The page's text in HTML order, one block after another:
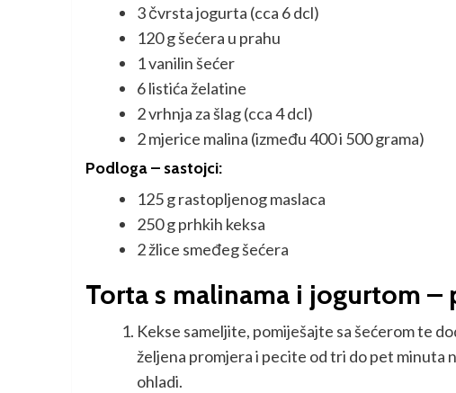
3 čvrsta jogurta (cca 6 dcl)
120 g šećera u prahu
1 vanilin šećer
6 listića želatine
2 vrhnja za šlag (cca 4 dcl)
2 mjerice malina (između 400 i 500 grama)
Podloga – sastojci:
125 g rastopljenog maslaca
250 g prhkih keksa
2 žlice smeđeg šećera
Torta s malinama i jogurtom –
Kekse sameljite, pomiješajte sa šećerom te
željena promjera i pecite od tri do pet minuta
ohladi.